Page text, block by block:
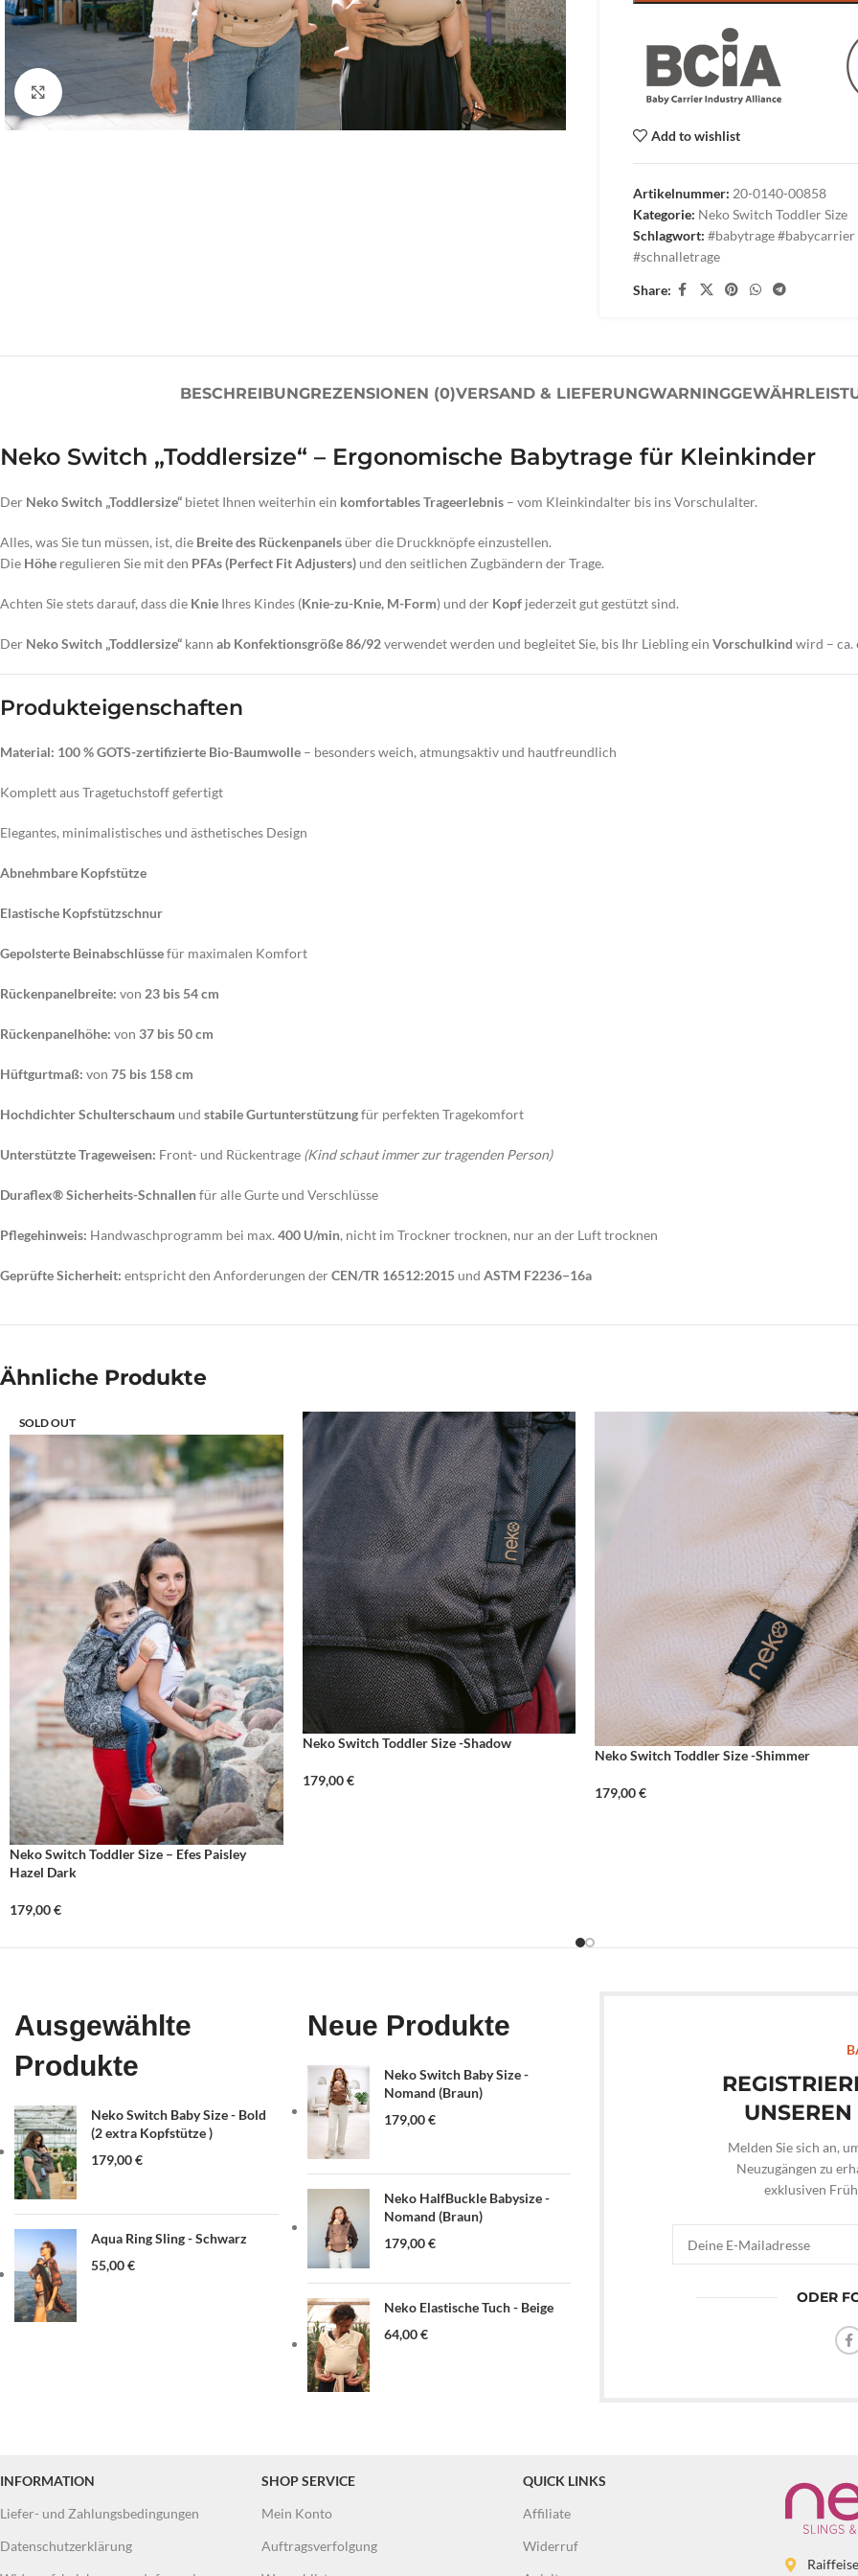
Click to enlarge
Add to wishlist
Artikelnummer: 20-0140-00858
Kategorie: Neko Switch Toddler Size
Schlagwort: #babytrage
#schnalletrage
Share:
BESCHREIBUNGREZENSIONEN (0)VERSAND & LIEFERUNGWARNING
Neko Switch „Toddlersize“ – Ergonomische Babytrage für Kleinkinder
Der Neko Switch „Toddlersize“ bietet Ihnen weiterhin ein komfortables Trageerlebnis – vom Kleinkindalter bis ins Vorschulalter.
Alles, was Sie tun müssen, ist, die Breite des Rückenpanels über die Druckknöpfe einzustellen.
Die Höhe regulieren Sie mit den PFAs (Perfect Fit Adjusters) und den seitlichen Zugbändern der Trage.
Achten Sie stets darauf, dass die Knie Ihres Kindes (Knie-zu-Knie, M-Form) und der Kopf jederzeit gut gestützt sind.
Der Neko Switch „Toddlersize“ kann ab Konfektionsgröße 86/92verwendet werden und begleitet Sie, bis Ihr Liebling ein Vorschulkind wird – ca.
Produkteigenschaften
Material: 100 % GOTS-zertifizierte Bio-Baumwolle – besonders weich, atmungsaktiv und hautfreundlich
Komplett aus Tragetuchstoff gefertigt
Elegantes, minimalistisches und ästhetisches Design
Abnehmbare Kopfstütze
Elastische Kopfstützschnur
Gepolsterte Beinabschlüssefür maximalen Komfort
Rückenpanelbreite: von 23 bis 54 cm
Rückenpanelhöhe: von 37 bis 50 cm
Hüftgurtmaß: von 75 bis 158 cm
Hochdichter Schulterschaum und stabile Gurtunterstützungfür perfekten Tragekomfort
Unterstützte Trageweisen: Front- und Rückentrage (Kind schaut immer zur tragenden Person)
Duraflex® Sicherheits-Schnallenfür alle Gurte und Verschlüsse
Pflegehinweis: Handwaschprogramm bei max. 400 U/min, nicht im Trockner trocknen, nur an der Luft trocknen
Geprüfte Sicherheit: entspricht den Anforderungen derCEN/TR 16512:2015 und ASTM F2236−16a
Ähnliche Produkte
SOLD OUT
Neko Switch Toddler Size – Efes Paisley
Hazel Dark
179,00€
Neko Switch Toddler Size -Shadow
179,00€
Neko Switch Toddler Size -Shimmer
179,00€
Ausgewählte
Produkte
Neko Switch Baby Size - Bold
(2 extra Kopfstütze )
179,00€
Aqua Ring Sling - Schwarz
55,00€
Neue Produkte
Neko Switch Baby Size -
Nomand (Braun)
179,00€
Neko HalfBuckle Babysize -
Nomand (Braun)
179,00€
Neko Elastische Tuch - Beige
64,00€
Melden Sie sich an,
Neuzugängen zu
exklusiven
ODER
INFORMATION
Liefer- und Zahlungsbedingungen
Datenschutzerklärung
SHOP SERVICE
Mein Konto
Auftragsverfolgung
QUICK LINKS
Affiliate
Widerruf